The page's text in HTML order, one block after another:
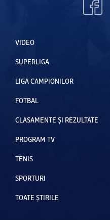
VIDEO
SUPERLIGA
LIGA CAMPIONILOR
FOTBAL
CLASAMENTE ȘI REZULTATE
PROGRAM TV
TENIS
SPORTURI
TOATE ȘTIRILE